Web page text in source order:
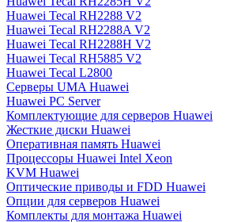
Huawei Tecal RH2288 V2
Huawei Tecal RH2288A V2
Huawei Tecal RH2288H V2
Huawei Tecal RH5885 V2
Huawei Tecal L2800
Серверы UMA Huawei
Huawei PC Server
Комплектующие для серверов Huawei
Жесткие диски Huawei
Оперативная память Huawei
Процессоры Huawei Intel Xeon
KVM Huawei
Оптические приводы и FDD Huawei
Опции для серверов Huawei
Комплекты для монтажа Huawei